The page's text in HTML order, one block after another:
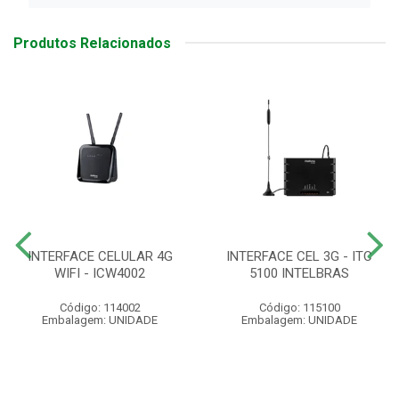
Produtos Relacionados
INTERFACE CELULAR 4G
WIFI - ICW4002
Código: 114002
Embalagem: UNIDADE
INTERFACE CEL 3G - ITC
5100 INTELBRAS
Código: 115100
Embalagem: UNIDADE